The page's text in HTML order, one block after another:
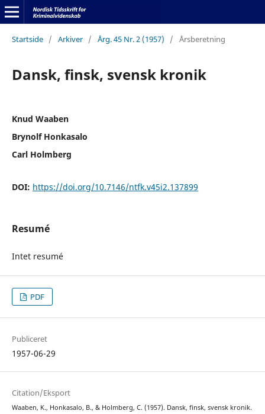
Startside / Arkiver / Årg. 45 Nr. 2 (1957) / Årsberetning
Dansk, finsk, svensk kronik
Knud Waaben
Brynolf Honkasalo
Carl Holmberg
DOI: https://doi.org/10.7146/ntfk.v45i2.137899
Resumé
Intet resumé
PDF
Publiceret
1957-06-29
Citation/Eksport
Waaben, K., Honkasalo, B., & Holmberg, C. (1957). Dansk, finsk, svensk kronik.